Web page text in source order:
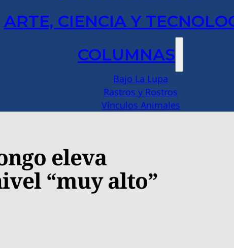
ARTE, CIENCIA Y
COLUMNAS
Bajo La Lupa
Rastros y Rostros
Vínculos Animales
eleva
“muy alto”